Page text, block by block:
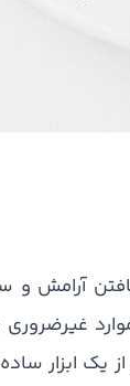
یافتن
یک ابزار